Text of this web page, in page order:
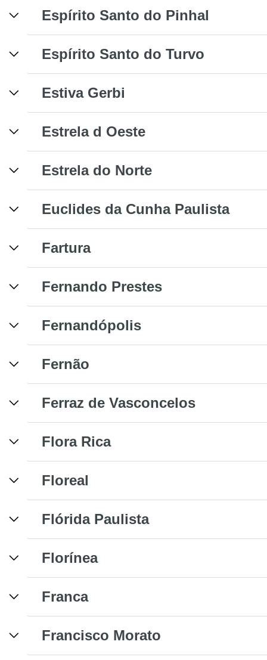
Espírito Santo do Pinhal
Espírito Santo do Turvo
Estiva Gerbi
Estrela d Oeste
Estrela do Norte
Euclides da Cunha Paulista
Fartura
Fernando Prestes
Fernandópolis
Fernão
Ferraz de Vasconcelos
Flora Rica
Floreal
Flórida Paulista
Florínea
Franca
Francisco Morato